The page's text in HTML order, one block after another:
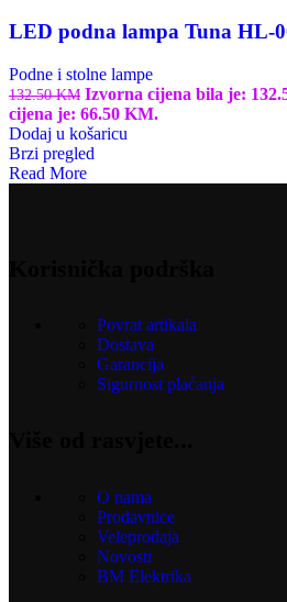
LED podna lampa Tuna HL-
Podne i stolne lampe
132.50KM Izvorna cijena bila je:
cijena je: 66.50 KM.
Dodaj u košaricu
Brzi pregled
Read More
Povrat artikala
Dostava
Garancija
Sigurnost plaćanja
O nama
Prodavnice
Veleprodaja
Novosti
BM Elektrika